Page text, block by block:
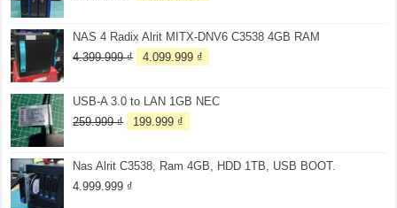
3.099.999 ₫.
là:
NAS 4 Radix Alrit MITX-DNV6 C3538 4GB RAM
4.399.999₫
Giá
4.399.999 ₫.
4.099.999 ₫
là:
USB-A 3.0 to LAN 1GB NEC
259.999₫
Giá
259.999 ₫.
199.999 ₫
là:
Nas Alrit C3538, Ram 4GB, HDD 1TB, USB BOOT.
4.999.999 ₫